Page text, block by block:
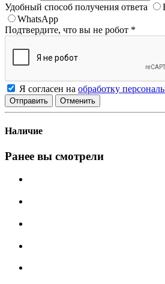
Удобный способ получения ответа
WhatsApp
Подтвердите, что вы не робот *
Я согласен на обработку
Отменить
Наличие
Ранее вы смотрели